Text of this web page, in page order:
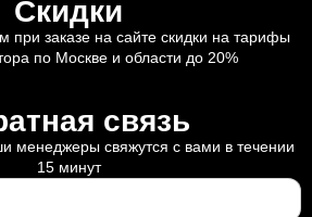
Скидки
при заказе на сайте скидки на тарифы
по Москве и области до 20%
связь
менеджеры свяжутся с вами в течении
15 минут